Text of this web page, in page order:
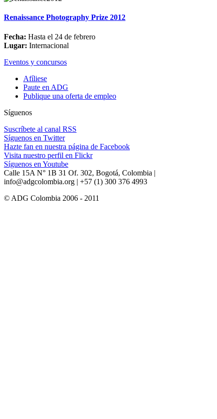
Renaissance Photography Prize 2012
Fecha: Hasta el 24 de febrero
Lugar: Internacional
Eventos y concursos
Afíliese
Paute en ADG
Publique una oferta de empleo
Síguenos
Suscríbete al canal RSS
Síguenos en Twitter
Hazte fan en nuestra página de Facebook
Visita nuestro perfil en Flickr
Síguenos en Youtube
Calle 15A N° 1B 31 Of. 302, Bogotá, Colombia |
info@adgcolombia.org | +57 (1) 300 376 4993
© ADG Colombia 2006 - 2011